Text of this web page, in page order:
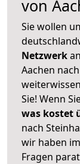
von
Sie wollen
Netzwerk
Aachen
Sie! Wenn
was kostet
nach
wir haben
Fragen